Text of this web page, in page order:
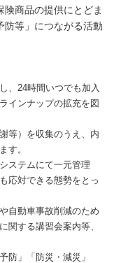
商品の提供にとどま
防等」につながる活動
、24時間いつでも加入
インナップの拡充を図
等）を収集のうえ、内
す。
ステムにて一元管理
応対できる態勢をとっ
自動車事故削減のため
関する講習会案内等、
防」「防災・減災」